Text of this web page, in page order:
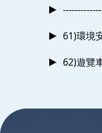
61)環境
62)遊覽